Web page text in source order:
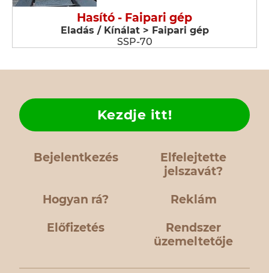
Hasító - Faipari gép
Eladás / Kínálat > Faipari gép
SSP-70
Bejelentkezés
Elfelejtette
jelszavát?
Hogyan rá?
Kezdje itt!
Reklám
Előfizetés
Rendszer
üzemeltetője